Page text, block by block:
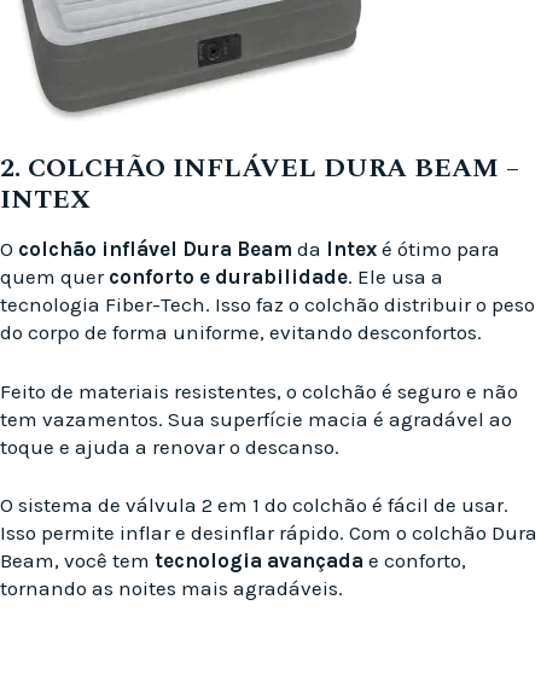
2. COLCHÃO INFLÁVEL DURA BEAM –
INTEX
O colchão inflável Dura Beam da Intex é ótimo para
quem quer conforto e durabilidade. Ele usa a
tecnologia Fiber-Tech. Isso faz o colchão distribuir o peso
do corpo de forma uniforme, evitando desconfortos.
Feito de materiais resistentes, o colchão é seguro e não
tem vazamentos. Sua superfície macia é agradável ao
toque e ajuda a renovar o descanso.
O sistema de válvula 2 em 1 do colchão é fácil de usar.
Isso permite inflar e desinflar rápido. Com o colchão Dura
Beam, você tem tecnologia avançada e conforto,
tornando as noites mais agradáveis.